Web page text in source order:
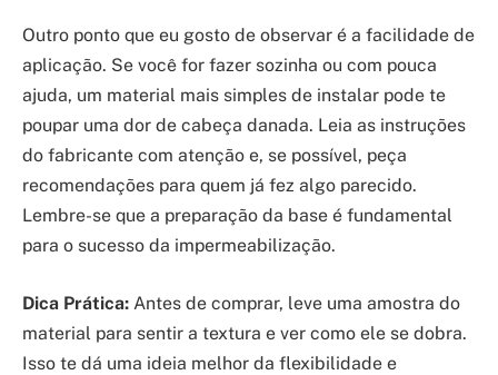
Outro ponto que eu gosto de observar é a facilidade de
aplicação. Se você for fazer sozinha ou com pouca
ajuda, um material mais simples de instalar pode te
poupar uma dor de cabeça danada. Leia as instruções
do fabricante com atenção e, se possível, peça
recomendações para quem já fez algo parecido.
Lembre-se que a preparação da base é fundamental
para o sucesso da impermeabilização.
Dica Prática: Antes de comprar, leve uma amostra do
material para sentir a textura e ver como ele se dobra.
Isso te dá uma ideia melhor da flexibilidade e